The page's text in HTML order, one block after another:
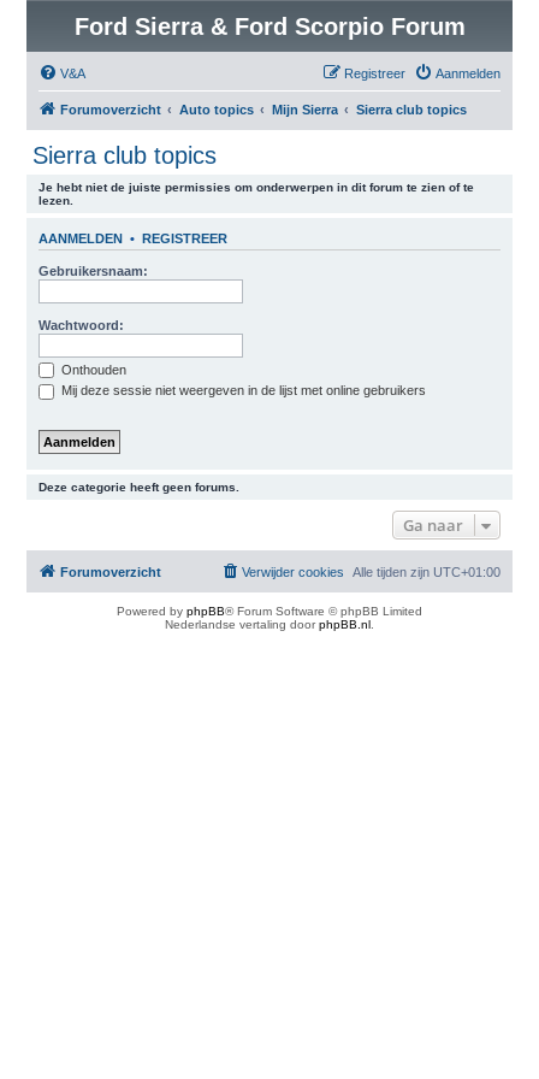
Ford Sierra & Ford Scorpio Forum
V&A Aanmelden
Registreer
Forumoverzicht Auto topics Mijn Sierra Sierra club topics
Sierra club topics
Je hebt niet de juiste permissies om onderwerpen in dit forum te zien of te
lezen.
AANMELDEN • REGISTREER
Gebruikersnaam:
Wachtwoord:
Onthouden
Mij deze sessie niet weergeven in de lijst met online gebruikers
Deze categorie heeft geen forums.
Ga naar
Forumoverzicht Alle tijden zijn UTC+01:00
Verwijder cookies
Powered by phpBB® Forum Software © phpBB Limited
Nederlandse vertaling doorphpBB.nl